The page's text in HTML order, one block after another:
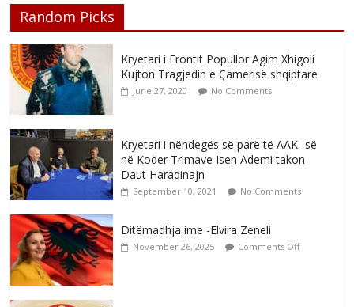
Random Picks
Kryetari i Frontit Popullor Agim Xhigoli
Kujton Tragjedin e Çamerisë shqiptare
June 27, 2020 No Comments
Kryetari i nëndegës së parë të AAK -së
në Koder Trimave Isen Ademi takon
Daut Haradinajn
September 10, 2021 No Comments
Ditëmadhja ime -Elvira Zeneli
November 26, 2025 Comments Off